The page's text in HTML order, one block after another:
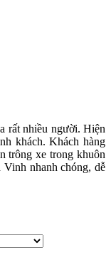
rất nhiều người. Hiện
khách. Khách hàng
trông xe trong khuôn
nhanh chóng, dễ